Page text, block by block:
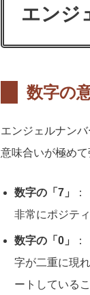
エンジ
数字の
エンジェルナンバ
意味合いが極めて
数字の「7」
非常にポジテ
数字の「0」
字が二重に現
ートしている